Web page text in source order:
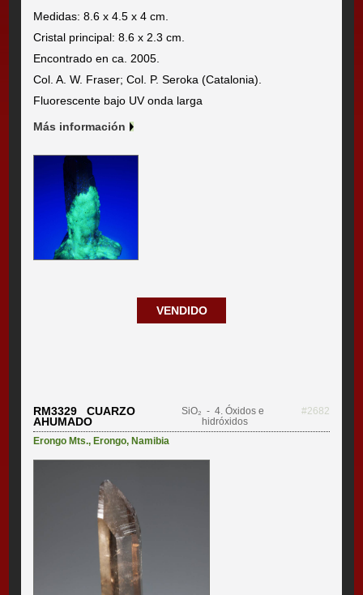
Medidas: 8.6 x 4.5 x 4 cm.
Cristal principal: 8.6 x 2.3 cm.
Encontrado en ca. 2005.
Col. A. W. Fraser; Col. P. Seroka (Catalonia).
Fluorescente bajo UV onda larga
Más información
VENDIDO
RM3329 CUARZO
AHUMADO
SiO₂ - 4. Óxidos e
hidróxidos
#2682
Erongo Mts., Erongo, Namibia